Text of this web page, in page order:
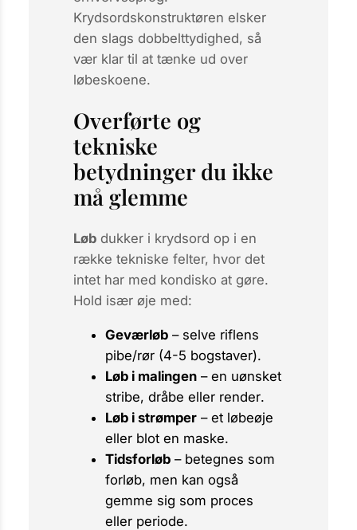
Krydsordskonstruktøren elsker
den slags dobbelttydighed, så
vær klar til at tænke ud over
løbeskoene.
Overførte og
tekniske
betydninger du ikke
må glemme
Løbdukker i krydsord op i en
række tekniske felter, hvor det
intet har med kondisko at gøre.
Hold især øje med:
Geværløb– selve riflens
pibe/rør(4-5 bogstaver).
Løb i malingen– en uønsket
stribe, dråbe eller render.
Løb i strømper– et løbeøje
eller blot en maske.
Tidsforløb– betegnes som
forløb, men kan også
gemme sig som proces
eller periode.